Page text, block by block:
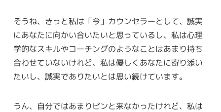
そうね、きっと私は「今」カウンセラーとして、誠実
にあなたに向かい合いたいと思っているし、私は心理
学的なスキルやコーチングのようなことはあまり持ち
合わせていないけれど、私は優しくあなたに寄り添い
たいし、誠実でありたいとは思い続けています。
うん、自分ではあまりピンと来なかったけれど、私は